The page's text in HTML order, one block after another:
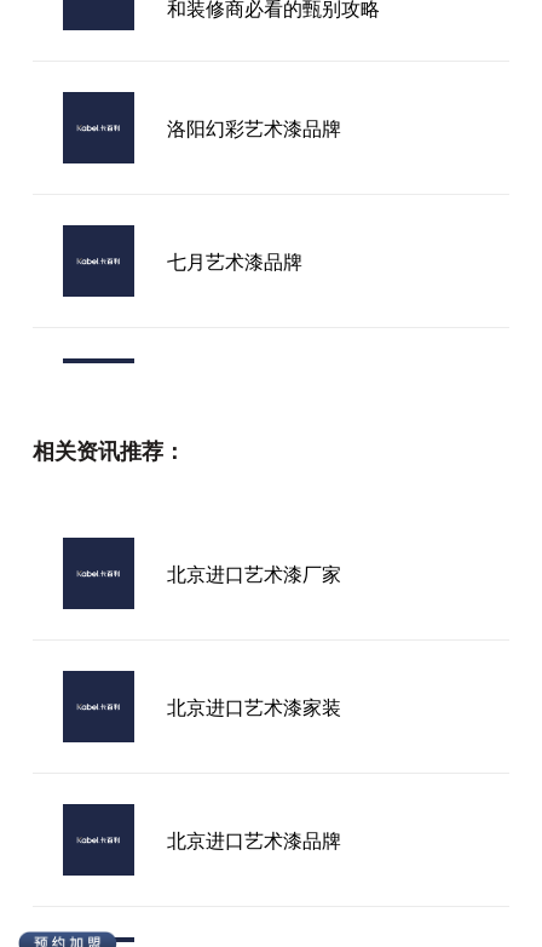
和装修商必看的甄别攻略
洛阳幻彩艺术漆品牌
七月艺术漆品牌
相关资讯推荐：
北京进口艺术漆厂家
北京进口艺术漆家装
北京进口艺术漆品牌